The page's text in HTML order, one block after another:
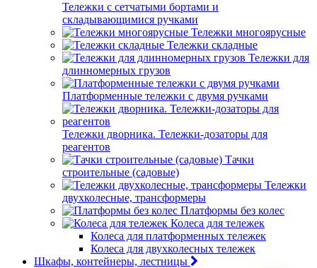
Тележки с сетчатыми бортами и
складывающимися ручками
Тележки многоярусные
Тележки складные
Тележки для
длинномерных грузов
Платформенные тележки с двумя ручками
Тележки дворника. Тележки-дозаторы для
реагентов
Тачки
строительные (садовые)
Тележки
двухколесные, трансформеры
Платформы без колес
Колеса для тележек
Колеса для платформенных тележек
Колеса для двухколесных тележек
Шкафы, контейнеры, лестницы